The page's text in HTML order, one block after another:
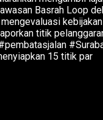
15 titik par